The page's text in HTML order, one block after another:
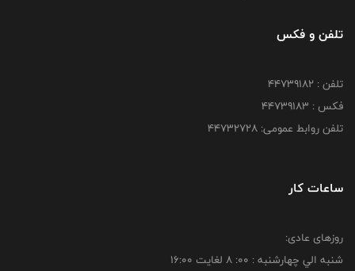
تلفن و فکس
تلفن : ۴۴۷۳۹۱۸۲
فکس : ۴۴۷۳۹۱۸3
تلفن روابط عمومی: ۴۴۷۳۲۷۲۸
ساعات کار
روزهای عادی:
شنبه الي چهارشنبه : 00: 8 لغايت 16:00